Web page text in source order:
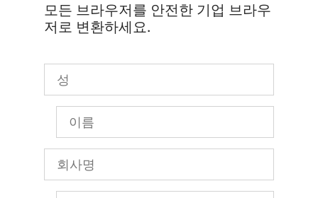
모든 브라우저를 안전한 기업 브라우
저로 변환하세요.